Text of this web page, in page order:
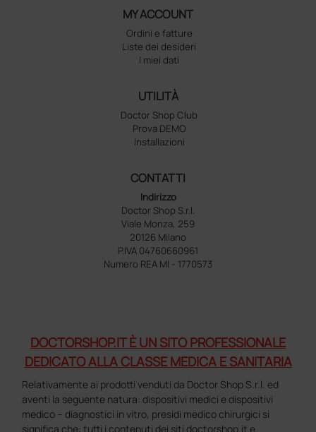
MY ACCOUNT
Ordini e fatture
Liste dei desideri
I miei dati
UTILITÀ
Doctor Shop Club
Prova DEMO
Installazioni
CONTATTI
Indirizzo
Doctor Shop S.r.l.
Viale Monza, 259
20126 Milano
P.IVA 04760660961
Numero REA MI - 1770573
DOCTORSHOP.IT È UN SITO PROFESSIONALE
DEDICATO ALLA CLASSE MEDICA E SANITARIA
Relativamente ai prodotti venduti da Doctor Shop S.r.l. ed
aventi la seguente natura: dispositivi medici e dispositivi
medico – diagnostici in vitro, presidi medico chirurgici si
significa che: tutti i contenuti dei siti doctorshop.it e